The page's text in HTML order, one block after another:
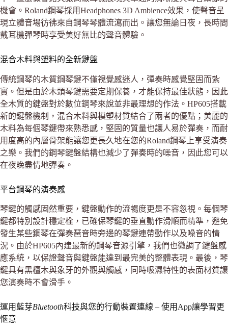
機會。Roland鋼琴採用Headphones 3D Ambience效果，使聲音呈
現立體音場彷彿來自鋼琴琴體流瀉而出。讓您無論日夜，長時間
戴耳機彈琴時享受美好無比的聲音體驗。
混合木料與塑料的全新鍵盤
傳統鋼琴的木質鋼琴鍵不僅視覺感迷人，彈奏時感覺堅固而紮
實。但是由於木頭琴鍵需要定期保養，才能保持最佳狀態，因此
全木質的鍵盤對於數位鋼琴來說並非最理想的作法。HP605搭載
新的鍵盤機制，混合木料與模塑材質結合了兩者的優點；美麗的
木料為每個琴鍵帶來熟悉感，堅固的質量也讓人易於彈奏，而耐
用度高的內層骨架能讓您更長久地在您的Roland鋼琴上享受演奏
之樂。我們的鋼琴鍵盤結構也減少了彈奏時的噪音，因此您可以
在夜晚盡情地彈奏。
平台鋼琴的演奏感
琴鍵的觸感固然重要，鍵盤動作的流暢度更是不容忽視。每個琴
鍵都特別設計穩定栓，已確保琴鍵的垂直動作滑順而精準，避免
發生某些鋼琴在彈奏琶音時旁邊的琴鍵連帶動作以及噪音的情
況。由於HP605內建最新的鋼琴音源引擎，我們也微調了鍵盤感
應系統，以保證聲音與鍵盤能達到最完美的整體表現。最後，琴
鍵具有黑檀木與象牙的外觀與觸感，同時吸濕特性的表面材質讓
您演奏時不會滑手。
運用藍芽Bluetooth科技與您的行動裝置連線 – 使用App讓學習更
愜意